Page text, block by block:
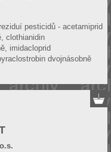
pesticidů - acetamiprid
clothianidin
imidacloprid
dvojnásobně